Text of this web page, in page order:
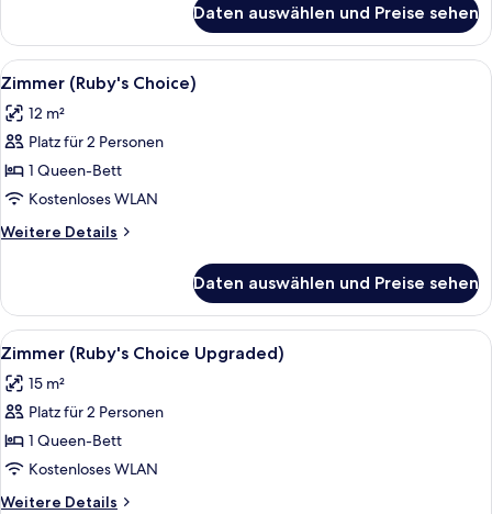
1
Queen-
Bett
Daten auswählen und Preise sehen
Alle
Fotos
für
Zimmer
(Ruby's
Choice)
anzeigen
Zimmer (Ruby's Choice) |
8
Zimmer (Ruby's Choice)
12 m²
Platz für 2 Personen
1 Queen-Bett
Kostenloses WLAN
Weitere Details
Weitere
(Ruby's
Choice)
Daten auswählen und Preise sehen
Alle
Fotos
für
Zimmer
(Ruby's
Choice
Upgraded)
Zimmer (Ruby's Choice Upgraded) |
6
Zimmer (Ruby's Choice Upgraded)
15 m²
Platz für 2 Personen
1 Queen-Bett
Kostenloses WLAN
Weitere Details
Weitere